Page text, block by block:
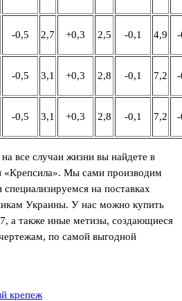
-0,5 2,7 +0,3 2,5 -0,1 4,9
-0,5 3,1 +0,3 2,8 -0,1 7,2
-0,5 3,1 +0,3 2,8 -0,1 7,2
все случаи жизни вы найдете в
«Крепсила». Мы сами производим
на поставках
Украины. У нас можно купить
а также иные метизы, создающиеся
по самой выгодной
крепеж